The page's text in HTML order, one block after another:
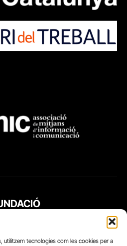
utilitzem tecnologies com les cookies per a